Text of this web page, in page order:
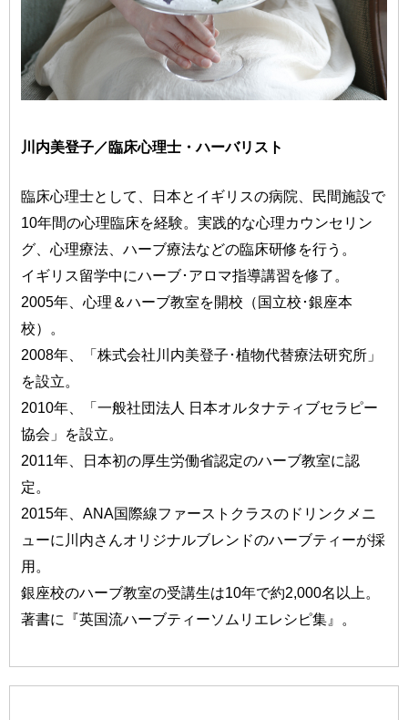
川内美登子／臨床心理士・ハーバリスト
臨床心理士として、日本とイギリスの病院、民間施設で
10年間の心理臨床を経験。実践的な心理カウンセリン
グ、心理療法、ハーブ療法などの臨床研修を行う。
イギリス留学中にハーブ･アロマ指導講習を修了。
2005年、心理＆ハーブ教室を開校（国立校･銀座本
校）。
2008年、「株式会社川内美登子･植物代替療法研究所」
を設立。
2010年、「一般社団法人 日本オルタナティブセラピー
協会」を設立。
2011年、日本初の厚生労働省認定のハーブ教室に認
定。
2015年、ANA国際線ファーストクラスのドリンクメニ
ューに川内さんオリジナルブレンドのハーブティーが採
用。
銀座校のハーブ教室の受講生は10年で約2,000名以上。
著書に『英国流ハーブティーソムリエレシピ集』。